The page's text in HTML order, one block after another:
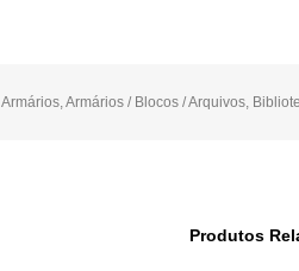
Armários,Armários / Blocos / Arquivos,
Produtos